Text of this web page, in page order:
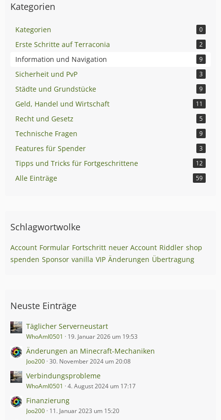
Kategorien
Kategorien 0
Erste Schritte auf Terraconia 2
Information und Navigation 9
Sicherheit und PvP 3
Städte und Grundstücke 9
Geld, Handel und Wirtschaft 11
Recht und Gesetz 5
Technische Fragen 9
Features für Spender 3
Tipps und Tricks für Fortgeschrittene 12
Alle Einträge 59
Schlagwortwolke
Account Formular Fortschritt neuer Account Riddler shop
spenden Sponsor vanilla VIP Änderungen Übertragung
Neuste Einträge
Täglicher Serverneustart
WhoAmI0501 19. Januar 2026 um 19:53
Änderungen an Minecraft-Mechaniken
Joo200 30. November 2024 um 20:08
Verbindungsprobleme
WhoAmI0501 4. August 2024 um 17:17
Finanzierung
Joo200 11. Januar 2023 um 15:20